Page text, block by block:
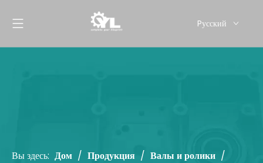
Pусский
Вы здесь: Дом / Продукция / Валы и ролики /